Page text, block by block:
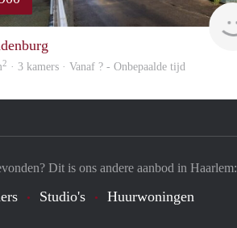
2 · 3 kamers · Vanaf ? - Onbepaalde tijd
Dit is ons andere aanbod in Haarlem:
Studio's Huurwoningen